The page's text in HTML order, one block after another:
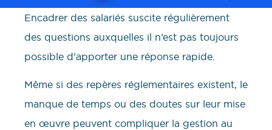
Encadrer des salariés suscite régulièrement
des questions auxquelles il n’est pas toujours
possible d’apporter une réponse rapide.
Même si des repères réglementaires existent, le
manque de temps ou des doutes sur leur mise
en œuvre peuvent compliquer la gestion au